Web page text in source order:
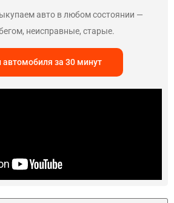
авто в любом состоянии —
неисправные, старые.
автомобиля за 30 минут